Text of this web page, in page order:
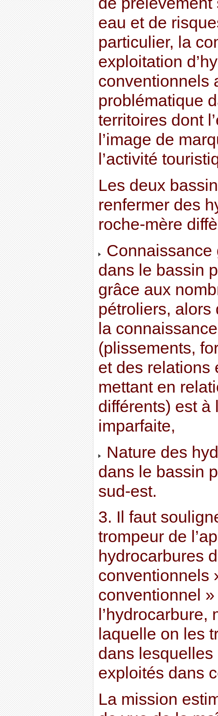
eau et de
particulier, la
exploitation
conventionnels
problématique
territoires dont
l’image de
l’activité
Les deux
renfermer des
roche-mère
Connaissance
dans le bassin
grâce aux
pétroliers, alors
la
(plissements,
et des relations
mettant en
différents) est à
imparfaite,
Nature des
dans le bassin
sud-est.
3. Il faut
trompeur de
hydrocarbures
conventionnels
conventionnel
laquelle on les
dans
exploités dans
La mission